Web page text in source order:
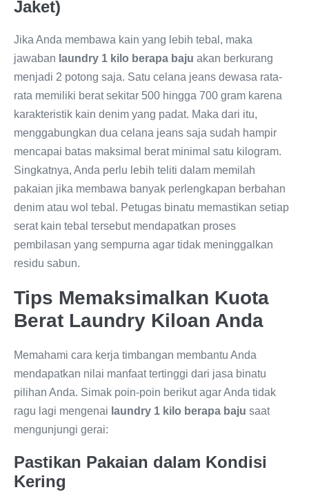
Jaket)
Jika Anda membawa kain yang lebih tebal, maka
jawaban laundry 1 kilo berapa baju akan berkurang
menjadi 2 potong saja. Satu celana jeans dewasa rata-
rata memiliki berat sekitar 500 hingga 700 gram karena
karakteristik kain denim yang padat. Maka dari itu,
menggabungkan dua celana jeans saja sudah hampir
mencapai batas maksimal berat minimal satu kilogram.
Singkatnya, Anda perlu lebih teliti dalam memilah
pakaian jika membawa banyak perlengkapan berbahan
denim atau wol tebal. Petugas binatu memastikan setiap
serat kain tebal tersebut mendapatkan proses
pembilasan yang sempurna agar tidak meninggalkan
residu sabun.
Tips Memaksimalkan Kuota
Berat Laundry Kiloan Anda
Memahami cara kerja timbangan membantu Anda
mendapatkan nilai manfaat tertinggi dari jasa binatu
pilihan Anda. Simak poin-poin berikut agar Anda tidak
ragu lagi mengenai laundry 1 kilo berapa baju saat
mengunjungi gerai:
Pastikan Pakaian dalam Kondisi
Kering